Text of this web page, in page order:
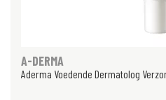
A-DERMA
Aderma Voedende Dermatolog